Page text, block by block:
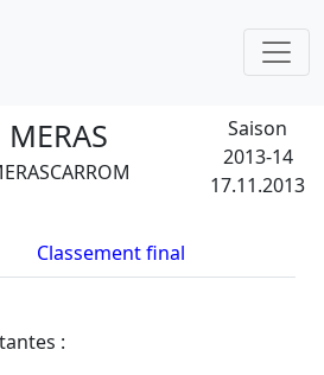
MERAS
Saison
2013-14
17.11.2013
Classement final
: